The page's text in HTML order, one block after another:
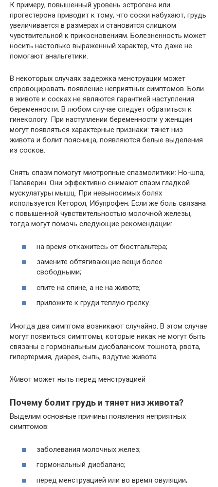
К примеру, повышенный уровень эстрогена или
прогестерона приводит к тому, что соски набухают, грудь
увеличивается в размерах и становится слишком
чувствительной к прикосновениям. Болезненность может
носить настолько выраженный характер, что даже не
помогают анальгетики.
В некоторых случаях задержка менструации может
спровоцировать появление неприятных симптомов. Боли
в животе и сосках не являются гарантией наступления
беременности. В любом случае следует обратиться к
гинекологу. При наступлении беременности у женщин
могут появляться характерные признаки: тянет низ
живота и болит поясница, появляются белые выделения
из сосков.
Снять спазм помогут миотропные спазмолитики: Но-шпа,
Папаверин. Они эффективно снимают спазм гладкой
мускулатуры мышц. При невыносимых болях
используется Кеторол, Ибупрофен. Если же боль связана
с повышенной чувствительностью молочной железы,
тогда могут помочь следующие рекомендации:
на время откажитесь от бюстгальтера;
замените обтягивающие вещи более
свободными;
спите на спине, а не на животе;
приложите к груди теплую грелку.
Иногда два симптома возникают случайно. В этом случае
могут появиться симптомы, которые никак не могут быть
связаны с гормональным дисбалансом: тошнота, рвота,
гипертермия, диарея, сыпь, вздутие живота.
Живот может ныть перед менструацией
Почему болит грудь и тянет низ живота?
Выделим основные причины появления неприятных
симптомов:
заболевания молочных желез;
гормональный дисбаланс;
перед менструацией или во время овуляции;